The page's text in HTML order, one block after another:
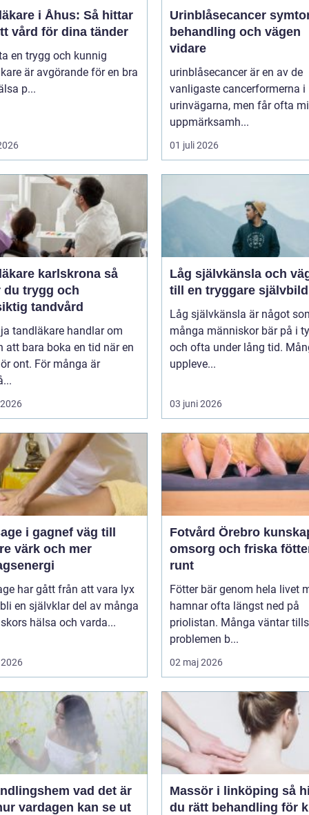
i Åhus: Så hittar
vård för dina tänder
en trygg och kunnig
är avgörande för en bra
p...
Urinblåsecancer symtom,
behandling och vägen
vidare
urinblåsecancer är en av de
vanligaste cancerformerna i
urinvägarna, men får ofta
uppmärksamh...
01 juli 2026
karlskrona så
du trygg och
tandvård
tandläkare handlar om
att bara boka en tid när en
ont. För många är
Låg självkänsla och
till en tryggare självbild
Låg självkänsla är något
många människor bär på i
och ofta under lång tid.
uppleve...
03 juni 2026
i gagnef väg till
värk och mer
har gått från att vara lyx
en självklar del av många
hälsa och varda...
Fotvård Örebro kunskap,
omsorg och friska
runt
Fötter bär genom hela livet
hamnar ofta längst ned på
priolistan. Många väntar tills
problemen b...
02 maj 2026
vad det är
vardagen kan se ut
Massör i linköping så hittar
du rätt behandling för